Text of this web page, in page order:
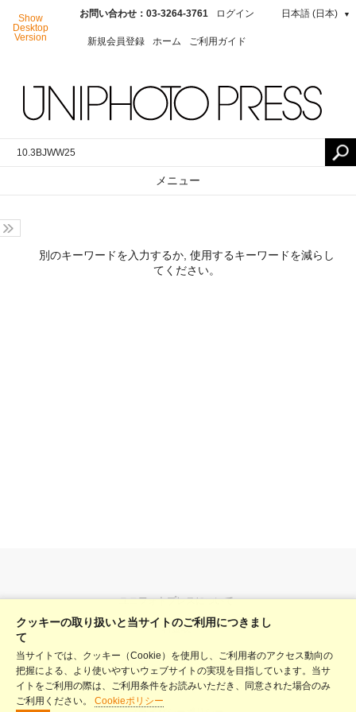
Show
Desktop
Version
お問い合わせ：03-3264-3761 ログイン
新規会員登録 ホーム ご利用ガイド
日本語 (日本) ▼
メニュー
別のキーワードを入力するか, 使用するキーワードを減らし
てください。
ユニフォトプレスについて
料金表
ヘルプ
利用規約
クッキーの取り扱いと当サイトのご利用につきまし
て
当サイトでは、クッキー（Cookie）を使用し、ご利用者のアクセス動向の
把握による、より使いやすいウェブサイトの実現を目指しています。当サ
イトをご利用の際は、ご利用条件をお読みいただき、同意された場合のみ
ご利用ください。 Cookieポリシー